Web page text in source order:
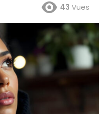
43 Vues